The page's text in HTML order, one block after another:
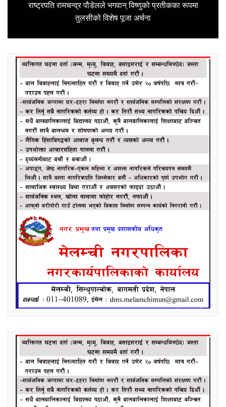
Next
post:
राष्ट्रपति रामचन्द्र पौडेलले भगवान् विष्णुको प्रतीकका रूपमा
तुलसीको विशेष पूजा अर्चना